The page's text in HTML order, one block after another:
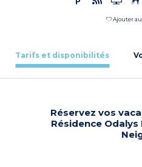
Ajouter
Tarifs et disponibilités
Réservez vos
Résidence